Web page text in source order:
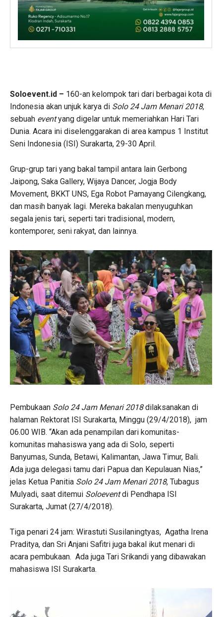
Soloevent.id – 160-an kelompok tari dari berbagai kota di
Indonesia akan unjuk karya di Solo 24 Jam Menari 2018,
sebuah eventyang digelar untuk memeriahkan Hari Tari
Dunia. Acara ini diselenggarakan di area kampus 1 Institut
Seni Indonesia (ISI) Surakarta, 29-30 April.
Grup-grup tari yang bakal tampil antara lain Gerbong
Jaipong, Saka Gallery, Wijaya Dancer, Jogja Body
Movement, BKKT UNS, Ega Robot Pamayang Cilengkang,
dan masih banyak lagi. Mereka bakalan menyuguhkan
segala jenis tari, seperti tari tradisional, modern,
kontemporer, seni rakyat, dan lainnya.
Pembukaan Solo 24 Jam Menari 2018dilaksanakan di
halaman Rektorat ISI Surakarta, Minggu (29/4/2018), jam
06.00 WIB. “Akan ada penampilan dari komunitas-
komunitas mahasiswa yang ada di Solo, seperti
Banyumas, Sunda, Betawi, Kalimantan, Jawa Timur, Bali.
Ada juga delegasi tamu dari Papua dan Kepulauan Nias,”
jelas Ketua Panitia Solo 24 Jam Menari 2018, Tubagus
Mulyadi, saat ditemui Soloeventdi Pendhapa ISI
Surakarta, Jumat (27/4/2018).
Tiga penari 24 jam: Wirastuti Susilaningtyas, Agatha Irena
Praditya, dan Sri Anjani Safitri juga bakal ikut menari di
acara pembukaan. Ada juga Tari Srikandi yang dibawakan
mahasiswa ISI Surakarta.